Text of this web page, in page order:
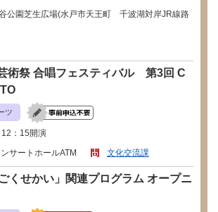
公園芝生広場(水戸市天王町 千波湖対岸JR線路
術祭 合唱フェスティバル 第3回 C
ツ
：15開演
サートホールATM
文化交流課
くせかい」関連プログラム オープニ